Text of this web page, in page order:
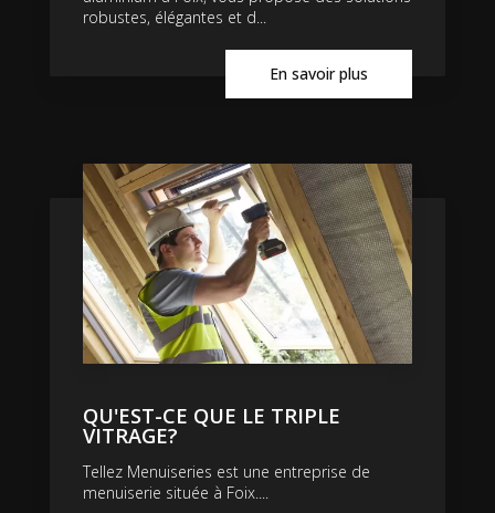
robustes, élégantes et d...
En savoir plus
QU'EST-CE QUE LE TRIPLE
VITRAGE?
Tellez Menuiseries est une entreprise de
menuiserie située à Foix....